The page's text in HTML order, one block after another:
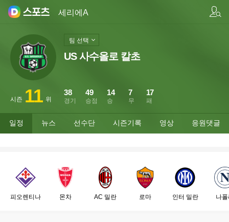
세리에A
US 사수올로 칼초
시즌 11 위 경기
38
승점
49
승
14
무
7
패
17
팀 선택
일정 뉴스 선수단 시즌기록 영상 응원댓글
피오렌티나 몬차 AC 밀란 로마 인터 밀란 나